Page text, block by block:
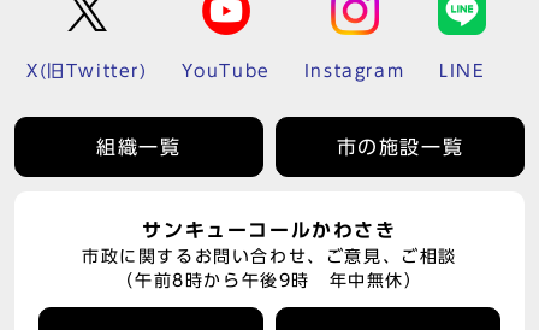
X(旧Twitter) YouTube Instagram LINE
組織一覧 市の施設一覧
サンキューコールかわさき
市政に関するお問い合わせ、ご意見、ご相談
（午前8時から午後9時 年中無休）